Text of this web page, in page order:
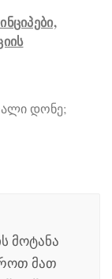
დონე;
მოტანა
მათ